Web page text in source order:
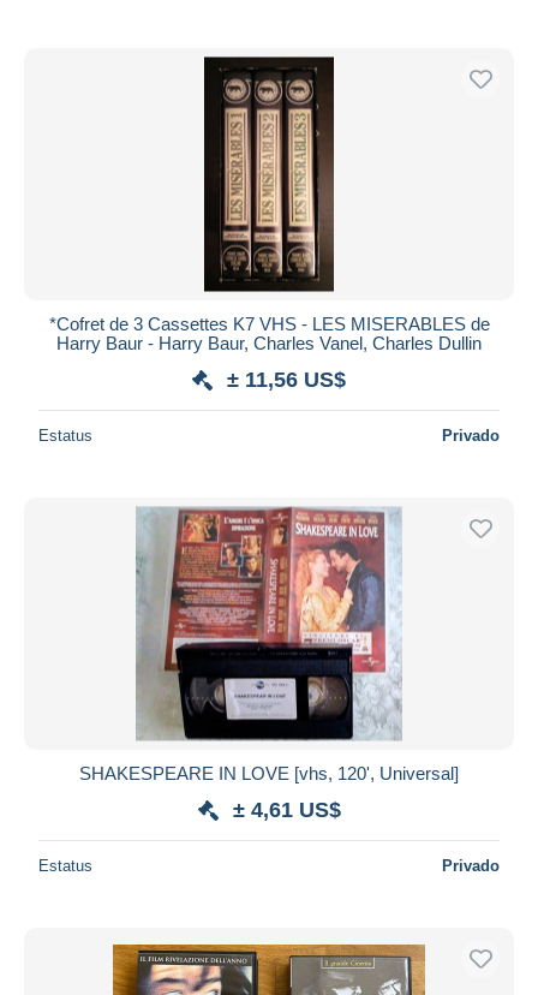
*Cofret de 3 Cassettes K7 VHS - LES MISERABLES de
Harry Baur - Harry Baur, Charles Vanel, Charles Dullin
± 11,56 US$
Estatus Privado
SHAKESPEARE IN LOVE [vhs, 120', Universal]
± 4,61 US$
Estatus Privado